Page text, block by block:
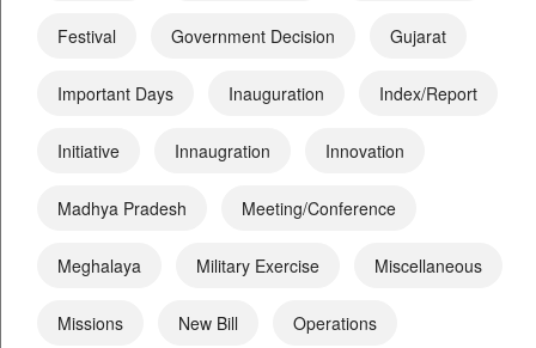
Festival Government Decision Gujarat
Important Days Inauguration Index/Report
Initiative Innaugration Innovation
Madhya Pradesh Meeting/Conference
Meghalaya Military Exercise Miscellaneous
Missions New Bill Operations